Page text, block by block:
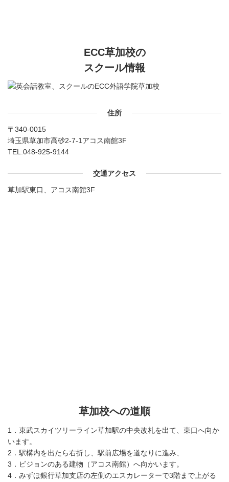
ECC草加校の
スクール情報
住所
〒340-0015
埼玉県草加市高砂2-7-1アコス南館3F
TEL:048-925-9144
交通アクセス
草加駅東口、アコス南館3F
草加校への道順
1．東武スカイツリーライン草加駅の中央改札を出て、東口へ向か
います。
2．駅構内を出たら右折し、駅前広場を道なりに進み、
3．ビジョンのある建物（アコス南館）へ向かいます。
4．みずほ銀行草加支店の左側のエスカレーターで3階まで上がる